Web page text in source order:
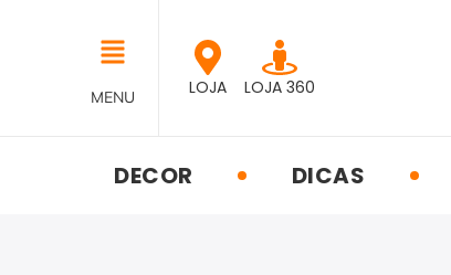
MENU LOJA LOJA 360
DECOR DICAS